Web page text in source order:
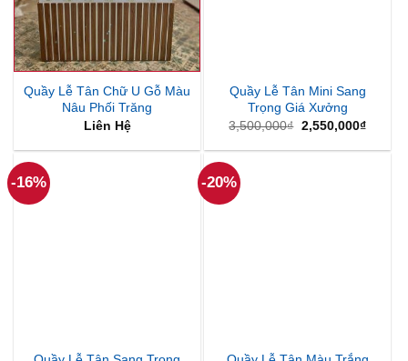
Quầy Lễ Tân Chữ U Gỗ Màu
Nâu Phối Trăng
Liên Hệ
Quầy Lễ Tân Mini Sang
Trọng Giá Xưởng
3,500,000₫ Giá
là:
2,550,000₫Giá
tại
-16% -20%